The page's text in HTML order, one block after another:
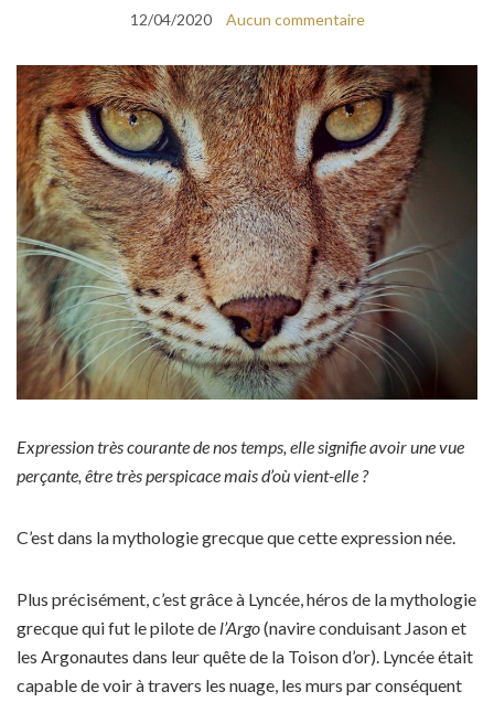
12/04/2020 Aucun commentaire
Expression très courante de nos temps, elle signifie avoir une vue
perçante, être très perspicace mais d’où vient-elle ?
C’est dans la mythologie grecque que cette expression née.
Plus précisément, c’est grâce à Lyncée, héros de la mythologie
grecque qui fut le pilote de l’Argo(navire conduisant Jason et
les Argonautes dans leur quête de la Toison d’or). Lyncée était
capable de voir à travers les nuage, les murs par conséquent